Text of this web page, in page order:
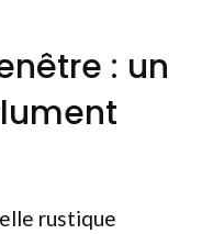
: un
rustique